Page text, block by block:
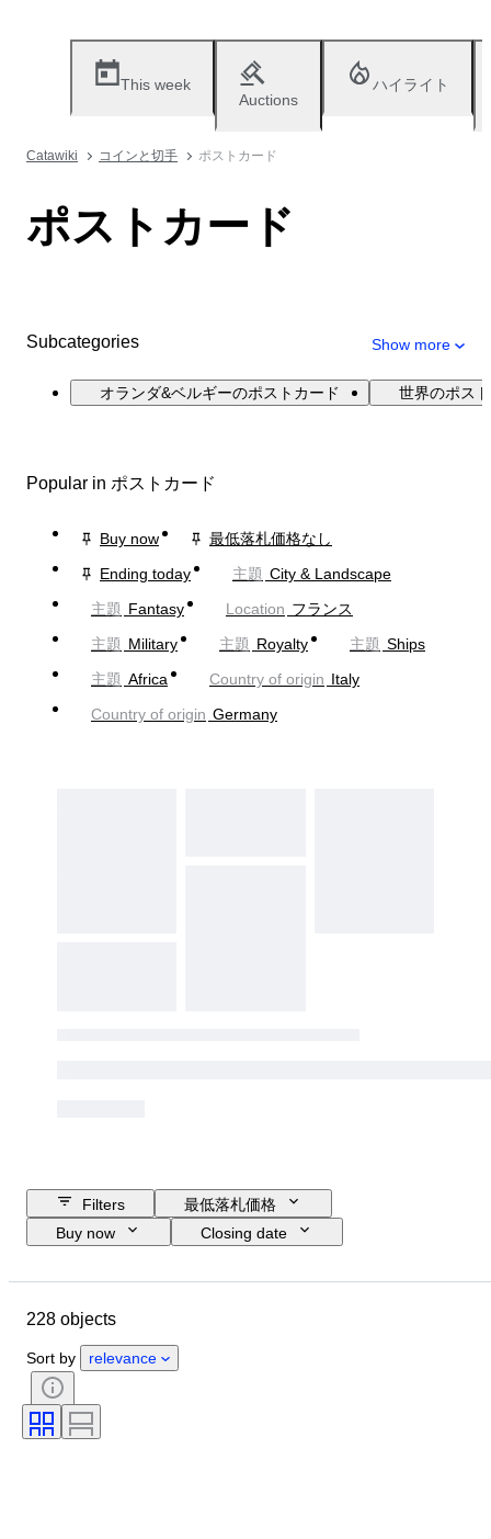
This week
Auctions
ハイライト
Catawiki コインと切手 ポストカード
ポストカード
Subcategories Show more
オランダ&ベルギーのポストカード 世界のポス
Popular in ポストカード
Buy now
最低落札価格なし
Ending today
主題 City & Landscape
主題 Fantasy Location フランス
主題 Military 主題 Royalty 主題 Ships
主題 Africa Country of origin Italy
Country of origin Germany
Filters
最低落札価格
Buy now
Closing date
時代
技法
署名
時代
販売元
228 objects
Sort by relevance